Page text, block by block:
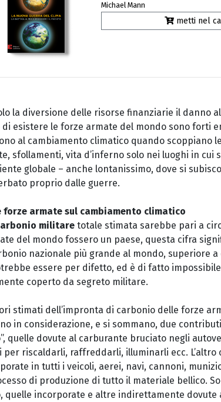
Michael Mann
metti nel
la diversione delle risorse finanziarie il danno
esistere le forze armate del mondo sono forti
al cambiamento climatico quando scoppiano
sfollamenti, vita d’inferno solo nei luoghi in cui
globale – anche lontanissimo, dove si
proprio dalle guerre.
forze armate sul cambiamento climatico
militare totale stimata sarebbe pari a
del mondo fossero un paese, questa cifra
nazionale più grande al mondo, superiore a
essere per difetto, ed è di fatto
coperto da segreto militare.
stimati dell’impronta di carbonio delle forze
in considerazione, e si sommano, due
quelle dovute al carburante bruciato negli
per riscaldarli, raffreddarli, illuminarli ecc.
in tutti i veicoli, aerei, navi, cannoni,
di produzione di tutto il materiale bellico.
quelle incorporate e altre indirettamente dovute